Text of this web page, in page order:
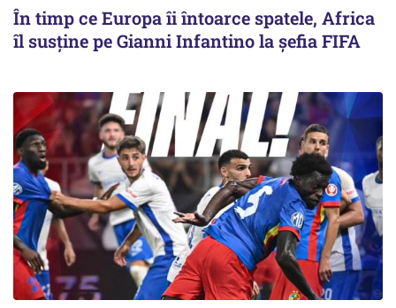
În timp ce Europa îi întoarce spatele, Africa
îl susține pe Gianni Infantino la șefia FIFA